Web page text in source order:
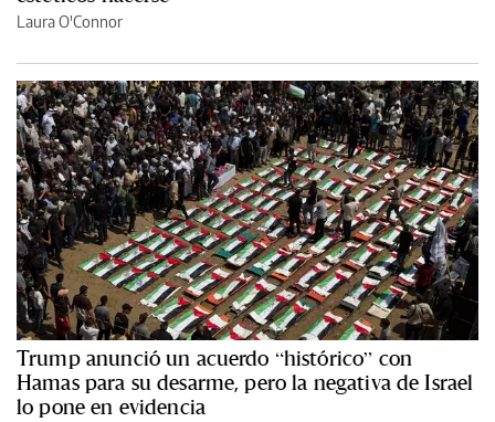
Laura O'Connor
Trump anunció un acuerdo “histórico” con
Hamas para su desarme, pero la negativa de Israel
lo pone en evidencia